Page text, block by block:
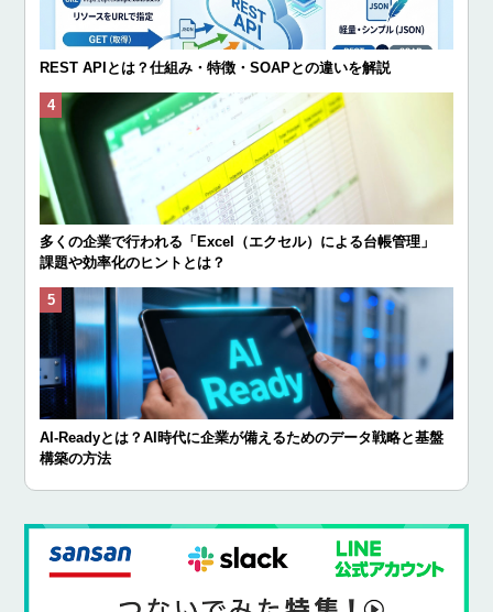
REST APIとは？仕組み・特徴・SOAPとの違いを解説
多くの企業で行われる「Excel（エクセル）による台帳管理」
課題や効率化のヒントとは？
AI-Readyとは？AI時代に企業が備えるためのデータ戦略と基盤
構築の方法